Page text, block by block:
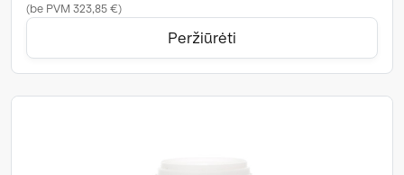
(be PVM 323,85 €)
Peržiūrėti